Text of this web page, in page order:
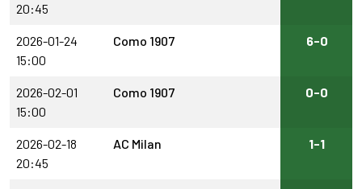
20:45
2026-01-24
15:00
Como 1907 6-0
2026-02-01
15:00
Como 1907 0-0
2026-02-18
20:45
AC Milan 1-1